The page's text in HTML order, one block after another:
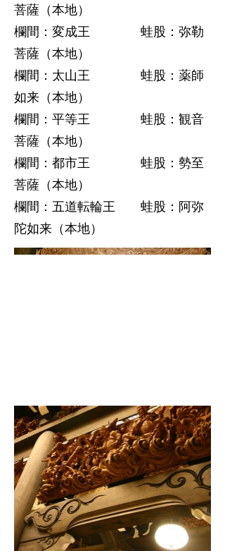
菩薩（本地）
欄間：変成王 蛙股：弥勒
菩薩（本地）
欄間：太山王 蛙股：薬師
如来（本地）
欄間：平等王 蛙股：観音
菩薩（本地）
欄間：都市王 蛙股：勢至
菩薩（本地）
欄間：五道転輪王 蛙股：阿弥
陀如来（本地）